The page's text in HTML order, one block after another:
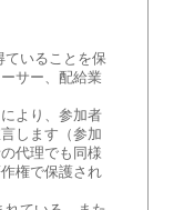
いることを保
サー、配給業
より、参加者
します（参加
代理でも同様
権で保護され